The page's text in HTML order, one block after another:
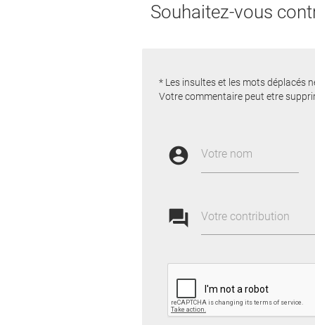
Souhaitez-vous
* Les insultes et les mots déplacés
Votre commentaire peut etre
account_circle Votre nom
forum Votre contribution